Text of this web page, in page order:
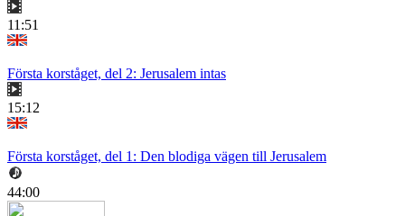
11:51
Första korståget, del 2: Jerusalem intas
15:12
Första korståget, del 1: Den blodiga vägen till Jerusalem
44:00